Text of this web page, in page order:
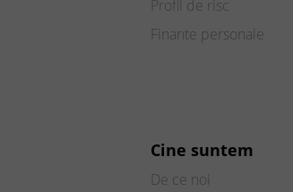
Profil de risc
Finante personale
Cine suntem
De ce noi